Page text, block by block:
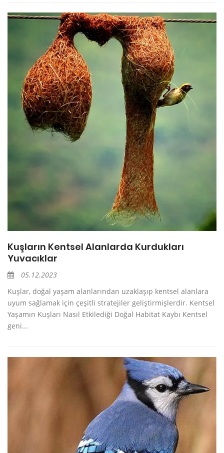
Kuşların Kentsel Alanlarda Kurdukları
Yuvacıklar
05.12.2023
Kuşlar, doğal yaşam alanlarından uzaklaşıp kentsel alanlara
uyum sağlamak için çeşitli stratejiler geliştirmişlerdir. Kentsel
Yaşamın Kuşları Nasıl Etkilediği Doğal Habitat Kaybı Kentsel
geni...